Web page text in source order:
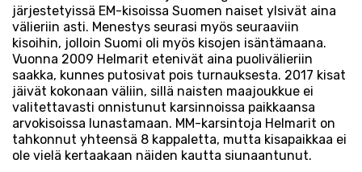
järjestetyissä EM-kisoissa Suomen naiset ylsivät aina
välieriin asti. Menestys seurasi myös seuraaviin
kisoihin, jolloin Suomi oli myös kisojen isäntämaana.
Vuonna 2009 Helmarit etenivät aina puolivälieriin
saakka, kunnes putosivat pois turnauksesta. 2017 kisat
jäivät kokonaan väliin, sillä naisten maajoukkue ei
valitettavasti onnistunut karsinnoissa paikkaansa
arvokisoissa lunastamaan. MM-karsintoja Helmarit on
tahkonnut yhteensä 8 kappaletta, mutta kisapaikkaa ei
ole vielä kertaakaan näiden kautta siunaantunut.